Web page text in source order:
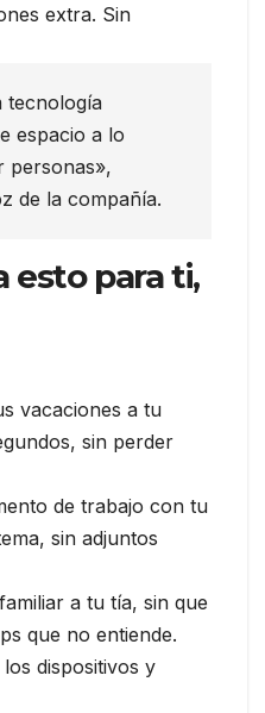
extra. Sin
tecnología
espacio a lo
personas»,
de la compañía.
esto para ti,
vacaciones a tu
sin perder
de trabajo con tu
sin adjuntos
a tu tía, sin que
que no entiende.
dispositivos y